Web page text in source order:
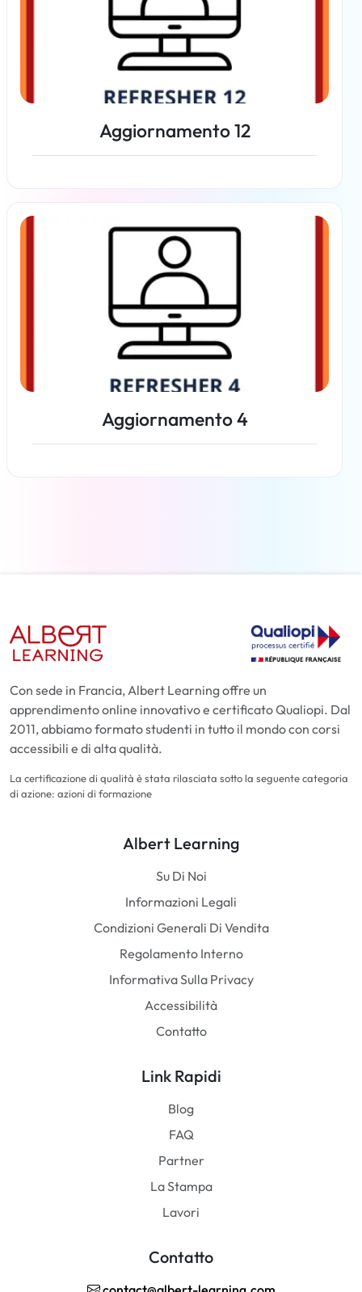
Aggiornamento 12
Aggiornamento 4
Con sede in Francia, Albert Learning offre un
apprendimento online innovativo e certificato Qualiopi. Dal
2011, abbiamo formato studenti in tutto il mondo con corsi
accessibili e di alta qualità.
La certificazione di qualità è stata rilasciata sotto la seguente categoria
di azione: azioni di formazione
Albert Learning
Su Di Noi
Informazioni Legali
Condizioni Generali Di Vendita
Regolamento Interno
Informativa Sulla Privacy
Accessibilità
Contatto
Link Rapidi
Blog
FAQ
Partner
La Stampa
Lavori
Contatto